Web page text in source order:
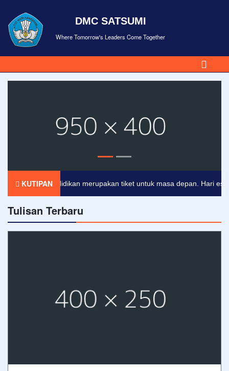
DMC SATSUMI
Where Tomorrow's Leaders Come Together
KUTIPAN
Pendidikan merupakan tiket untuk masa depan. Hari esok
Tulisan Terbaru